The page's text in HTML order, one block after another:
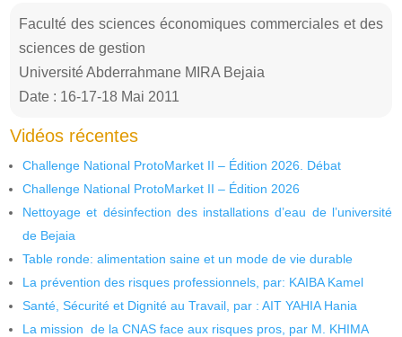
Faculté des sciences économiques commerciales et des
sciences de gestion
Université Abderrahmane MIRA Bejaia
Date : 16-17-18 Mai 2011
Vidéos récentes
Challenge National ProtoMarket II – Édition 2026. Débat
Challenge National ProtoMarket II – Édition 2026
Nettoyage et désinfection des installations d’eau de l’université
de Bejaia
Table ronde: alimentation saine et un mode de vie durable
La prévention des risques professionnels, par: KAIBA Kamel
Santé, Sécurité et Dignité au Travail, par : AIT YAHIA Hania
La mission de la CNAS face aux risques pros, par M. KHIMA